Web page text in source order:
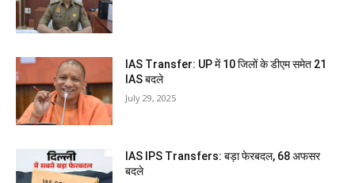
IAS Transfer: UP में 10 जिलों के डीएम समेत 21
IAS बदले
July 29, 2025
IAS IPS Transfers: बड़ा फेरबदल, 68 अफसर
बदले